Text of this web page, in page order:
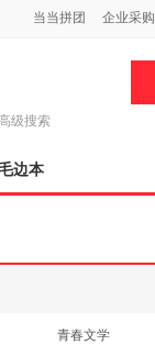
当当拼团 企业采购
级搜索
边本
青春文学